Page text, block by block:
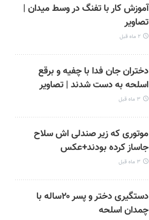
آموزش کار با تفنگ در وسط میدان |
تصاویر
۲ ماه قبل
دختران جان فدا با چفیه و برقع
اسلحه به دست شدند | تصاویر
۳ ماه قبل
موتوری که زیر صندلی اش سلاح
جاساز کرده بودند+عکس
۳ ماه قبل
دستگیری دختر و پسر ۲۰ساله با
چمدان اسلحه